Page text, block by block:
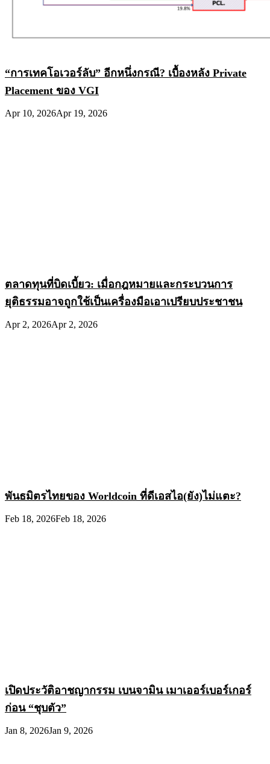
“การเทคโอเวอร์ลับ” อีกหนึ่งกรณี? เบื้องหลัง Private
Placement ของ VGI
Apr 10, 2026Apr 19, 2026
ตลาดทุนที่บิดเบี้ยว: เมื่อกฎหมายและกระบวนการ
ยุติธรรมอาจถูกใช้เป็นเครื่องมือเอาเปรียบประชาชน
Apr 2, 2026Apr 2, 2026
พันธมิตรไทยของ Worldcoin ที่ดีเอสไอ(ยัง)ไม่แตะ?
Feb 18, 2026Feb 18, 2026
เปิดประวัติอาชญากรรม เบนจามิน เมาเออร์เบอร์เกอร์
ก่อน “ชุบตัว”
Jan 8, 2026Jan 9, 2026